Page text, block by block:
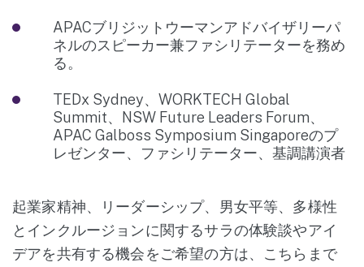
APACブリジットウーマンアドバイザリーパ
ネルのスピーカー兼ファシリテーターを務め
る。
TEDx Sydney、WORKTECH Global
Summit、NSW Future Leaders Forum、
APAC Galboss Symposium Singaporeのプ
レゼンター、ファシリテーター、基調講演者
起業家精神、リーダーシップ、男女平等、多様性
とインクルージョンに関するサラの体験談やアイ
デアを共有する機会をご希望の方は、こちらまで